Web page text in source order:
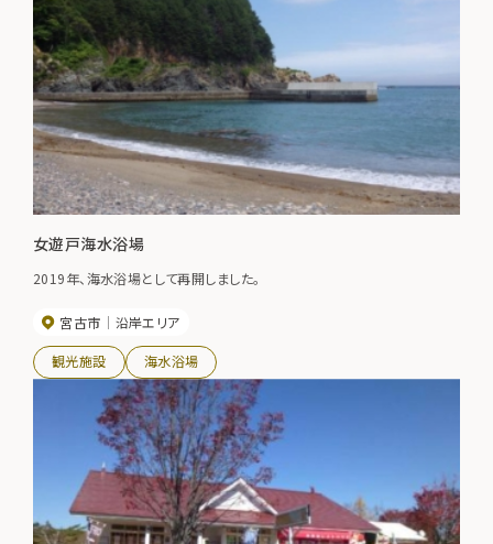
女遊戸海水浴場
2019年、海水浴場として再開しました。
宮古市 沿岸エリア
観光施設 海水浴場